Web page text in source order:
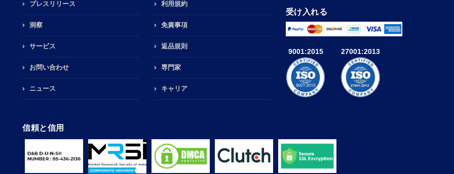
プレスリリース
洞察
サービス
お問い合わせ
ニュース
利用規約
免責事項
返品規則
専門家
キャリア
受け入れる
9001:2015 27001:2013
信頼と信用